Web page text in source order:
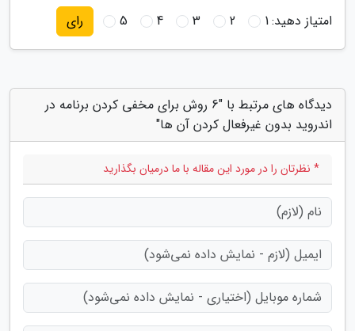
امتیاز دهید:1
2
3
4
5 رای
دیدگاه های مرتبط با "6 روش برای مخفی کردن برنامه در
اندروید بدون غیرفعال کردن آن ها"
* نظرتان را در مورد این مقاله با ما درمیان بگذارید